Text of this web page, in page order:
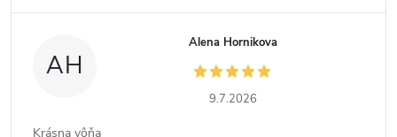
AH
Alena Hornikova
9.7.2026
Krásna vôňa